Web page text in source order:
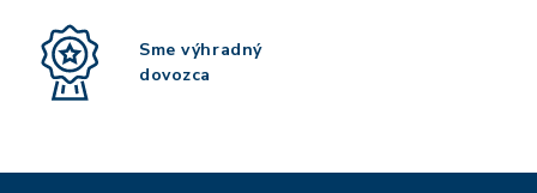
Sme výhradný
dovozca